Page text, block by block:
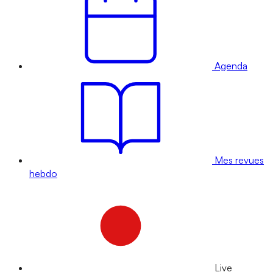
Agenda
Mes revues
hebdo
Live